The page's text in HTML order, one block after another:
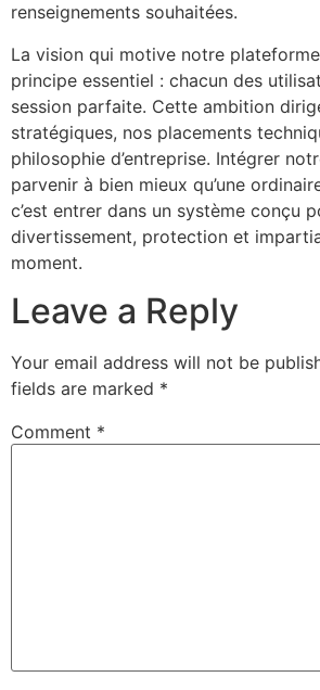
renseignements souhaitées.
La vision qui motive notre plateforme
principe essentiel : chacun des
session parfaite. Cette ambition
stratégiques, nos placements
philosophie d’entreprise. Intégrer
parvenir à bien mieux qu’une
c’est entrer dans un système conçu
divertissement, protection et
moment.
Leave a Reply
Your email address will not be
fields are marked *
Comment *